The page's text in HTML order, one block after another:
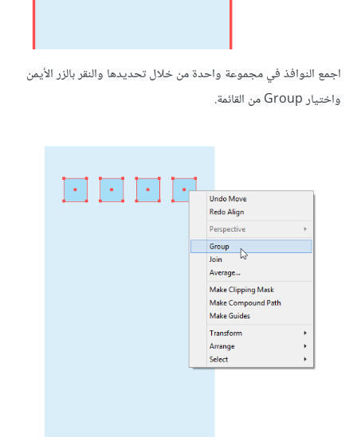
اجمع النوافذ في مجموعة واحدة من خلال تحديدها والنقر بالزر الأيمن
واختيار Group من القائمة.